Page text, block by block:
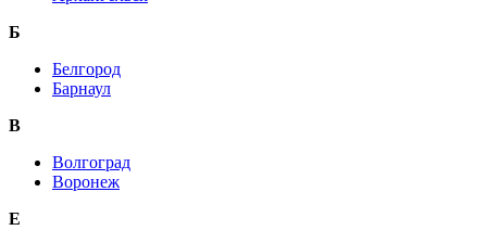
Б
Белгород
Барнаул
В
Волгоград
Воронеж
E